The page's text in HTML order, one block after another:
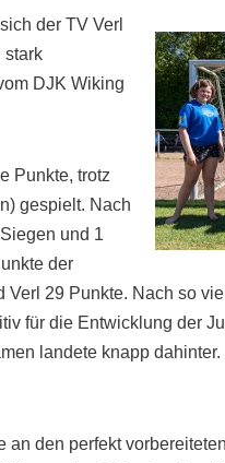
der TV Verl
stark
DJK Wiking
Punkte, trotz
gespielt. Nach
und 1
der
29 Punkte. Nach so
für die Entwicklung der
landete knapp
den perfekt